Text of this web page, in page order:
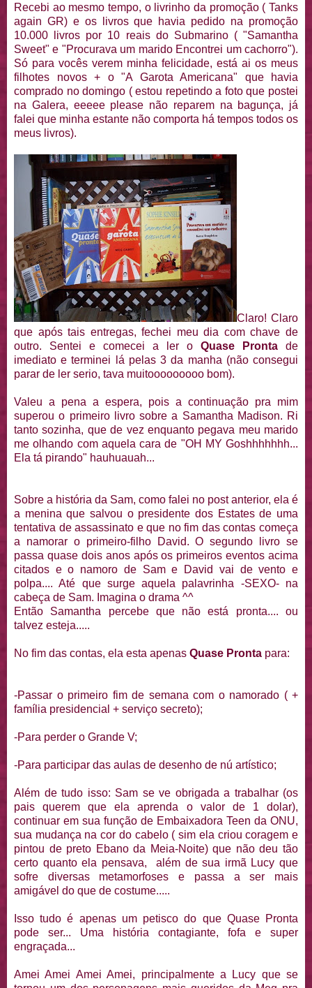
Recebi ao mesmo tempo, o livrinho da promoção ( Tanks
again GR) e os livros que havia pedido na promoção
10.000 livros por 10 reais do Submarino ( "Samantha
Sweet" e "Procurava um marido Encontrei um cachorro").
Só para vocês verem minha felicidade, está ai os meus
filhotes novos + o "A Garota Americana" que havia
comprado no domingo ( estou repetindo a foto que postei
na Galera, eeeee please não reparem na bagunça, já
falei que minha estante não comporta há tempos todos os
meus livros).
Claro! Claro
que após tais entregas, fechei meu dia com chave de
outro. Sentei e comecei a ler o Quase Pronta de
imediato e terminei lá pelas 3 da manha (não consegui
parar de ler serio, tava muitooooooooo bom).
Valeu a pena a espera, pois a continuação pra mim
superou o primeiro livro sobre a Samantha Madison. Ri
tanto sozinha, que de vez enquanto pegava meu marido
me olhando com aquela cara de "OH MY Goshhhhhhh...
Ela tá pirando" hauhuauah...
Sobre a história da Sam, como falei no post anterior, ela é
a menina que salvou o presidente dos Estates de uma
tentativa de assassinato e que no fim das contas começa
a namorar o primeiro-filho David. O segundo livro se
passa quase dois anos após os primeiros eventos acima
citados e o namoro de Sam e David vai de vento e
polpa.... Até que surge aquela palavrinha -SEXO- na
cabeça de Sam. Imagina o drama ^^
Então Samantha percebe que não está pronta.... ou
talvez esteja.....
No fim das contas, ela esta apenas Quase Pronta para:
-Passar o primeiro fim de semana com o namorado ( +
família presidencial + serviço secreto);
-Para perder o Grande V;
-Para participar das aulas de desenho de nú artístico;
Além de tudo isso: Sam se ve obrigada a trabalhar (os
pais querem que ela aprenda o valor de 1 dolar),
continuar em sua função de Embaixadora Teen da ONU,
sua mudança na cor do cabelo ( sim ela criou coragem e
pintou de preto Ebano da Meia-Noite) que não deu tão
certo quanto ela pensava, além de sua irmã Lucy que
sofre diversas metamorfoses e passa a ser mais
amigável do que de costume.....
Isso tudo é apenas um petisco do que Quase Pronta
pode ser... Uma história contagiante, fofa e super
engraçada...
Amei Amei Amei Amei, principalmente a Lucy que se